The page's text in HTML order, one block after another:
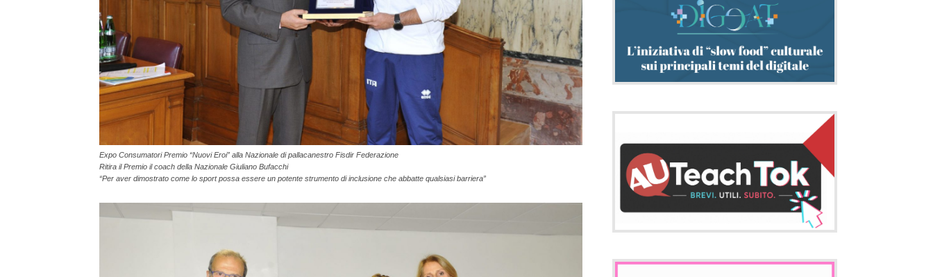
Expo Consumatori Premio “Nuovi Eroi” alla Nazionale di pallacanestro Fisdir Federazione
Ritira il Premio il coach della Nazionale Giuliano Bufacchi
“Per aver dimostrato come lo sport possa essere un potente strumento di inclusione che abbatte qualsiasi barriera”